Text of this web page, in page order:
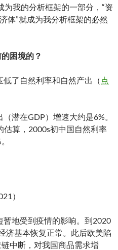
为我的分析框架的一部分，“资
体”就成为我分析框架的必然
困境的？
低了自然利率和自然产出（ 点
潜在GDP）增速大约是6%。
估算，2000s初中国自然利率
）
地受到疫情的影响。到2020
济基本恢复正常。此后欧美陷
中断，对我国商品需求增